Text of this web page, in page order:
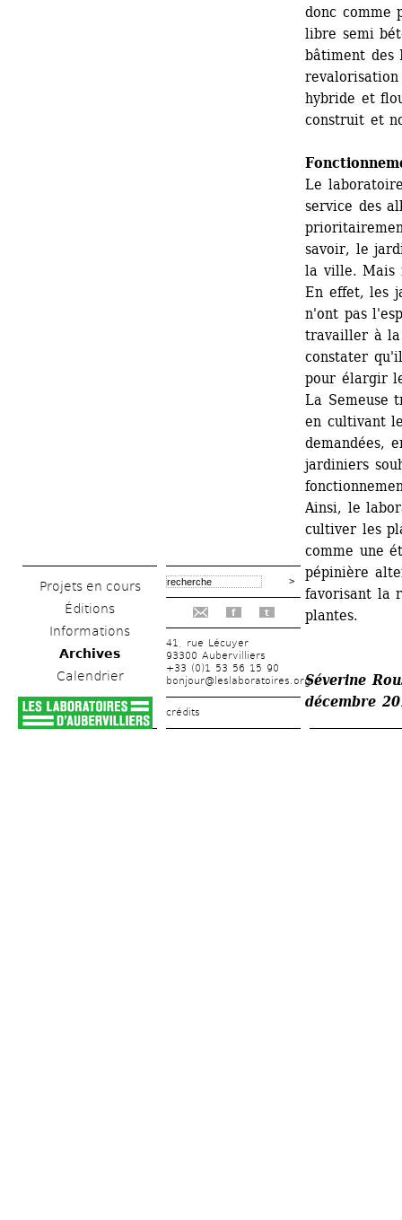
Projets en cours
Éditions
Informations
Archives
Calendrier
f t
41, rue Lécuyer
93300 Aubervilliers
+33 (0)1 53 56 15 90
bonjour@leslaboratoires.org
crédits
donc comme
libre semi
bâtiment des
hybride et
construit et
Le
service des
savoir, le
la ville. Mais
En effet, les
n'ont pas
travailler à la
constater
pour élargir
La Semeuse
en cultivant
demandées,
jardiniers
Ainsi, le
cultiver les
comme une
pépinière
favorisant la
plantes.
Séverine
décembre